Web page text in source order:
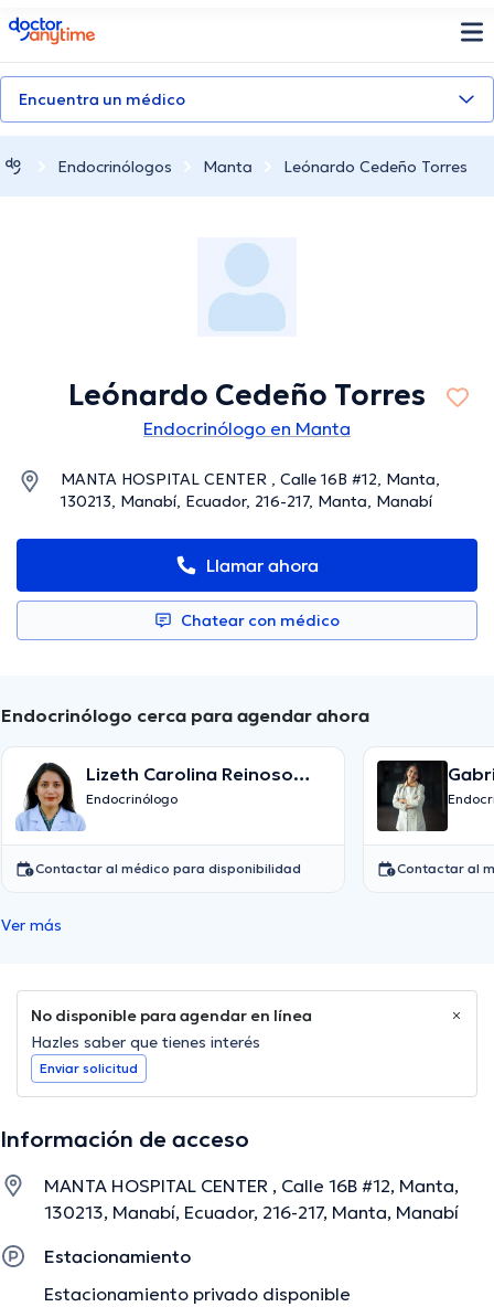
doctoranytime
Encuentra un médico
Endocrinólogos Manta Leónardo Cedeño Torres
Leónardo Cedeño Torres
Endocrinólogo en Manta
MANTA HOSPITAL CENTER , Calle 16B #12, Manta,
130213, Manabí, Ecuador, 216-217, Manta, Manabí
Llamar ahora
Chatear con médico
Endocrinólogo cerca para agendar ahora
Lizeth Carolina Reinoso
Torres
Endocrinólogo
Contactar al médico para disponibilidad Contactar al
Ver más
No disponible para agendar en línea
Hazles saber que tienes interés
Enviar solicitud
Información de acceso
MANTA HOSPITAL CENTER , Calle 16B #12, Manta,
130213, Manabí, Ecuador, 216-217, Manta, Manabí
Estacionamiento
Estacionamiento privado disponible